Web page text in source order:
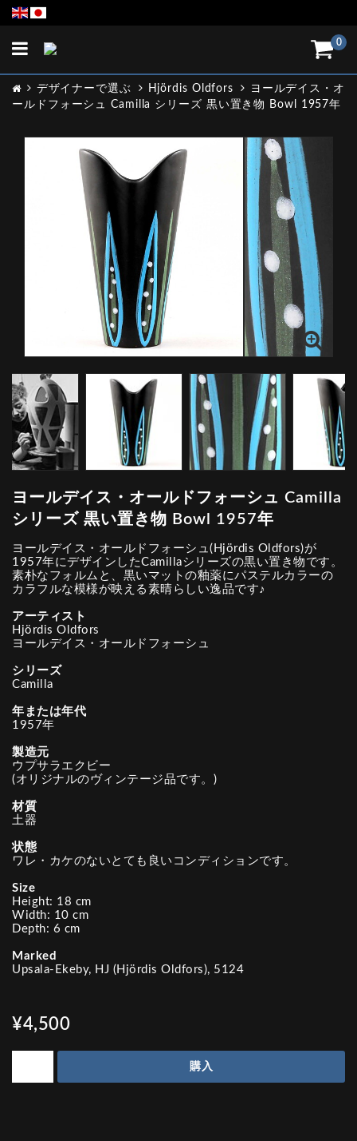
0
Toggle
デザイナーで選ぶ Hjördis Oldfors
ヨールデイス・オ
ールドフォーシュ Camilla シリーズ 黒い置き物 Bowl 1957年
ヨールデイス・オールドフォーシュ Camilla
シリーズ 黒い置き物 Bowl 1957年
ヨールデイス・オールドフォーシュ(Hjördis Oldfors)が
1957年にデザインしたCamillaシリーズの黒い置き物です。
素朴なフォルムと、黒いマットの釉薬にパステルカラーの
カラフルな模様が映える素晴らしい逸品です♪
アーティスト
Hjördis Oldfors
ヨールデイス・オールドフォーシュ
シリーズ
Camilla
年または年代
1957年
製造元
ウプサラエクビー
(オリジナルのヴィンテージ品です。)
材質
土器
状態
ワレ・カケのないとても良いコンディションです。
Size
Height: 18 cm
Width: 10 cm
Depth: 6 cm
Marked
Upsala-Ekeby, HJ (Hjördis Oldfors), 5124
¥4,500
購入